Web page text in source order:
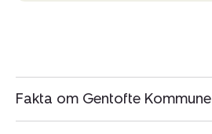
Fakta om Gentofte Kommune